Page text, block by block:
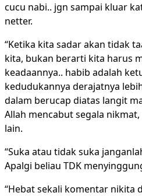
cucu nabi.. jgn sampai kluar
netter.
“Ketika kita sadar akan tidak
kita, bukan berarti kita harus
keadaannya.. habib adalah
kedudukannya derajatnya
dalam berucap diatas langit
Allah mencabut segala
lain.
“Suka atau tidak suka
Apalgi beliau TDK
“Hebat sekali komentar nikita